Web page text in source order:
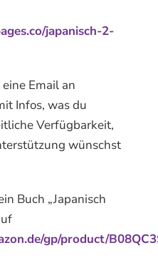
japanisch-2-
Email an
Infos, was du
Verfügbarkeit,
wünschst
Buch „Japanisch
gp/product/